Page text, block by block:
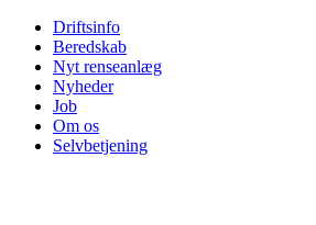
Driftsinfo
Beredskab
Nyt renseanlæg
Nyheder
Job
Om os
Selvbetjening